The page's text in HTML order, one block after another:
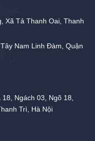
Xã Tả Thanh Oai, Thanh
Nam Linh Đàm, Quận
Ngách 03, Ngõ 18,
Trì, Hà Nội